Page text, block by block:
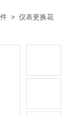
>仪表更换花